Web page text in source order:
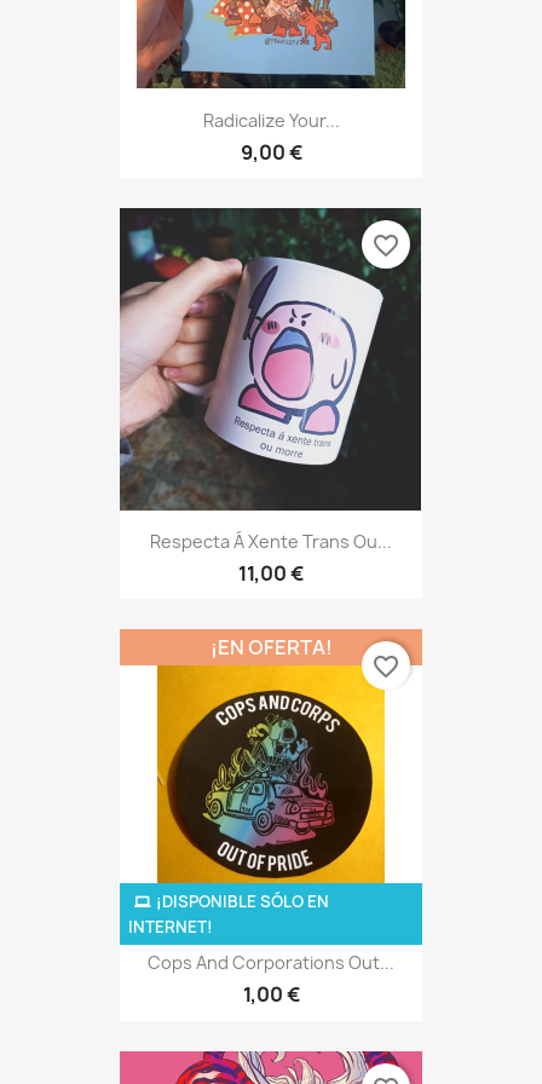
Radicalize Your...
9,00 €
Respecta Á Xente Trans Ou...
11,00 €
favorite_border
Cops And Corporations Out...
1,00 €
¡DISPONIBLE SÓLO EN
INTERNET!
¡EN OFERTA!
favorite_border